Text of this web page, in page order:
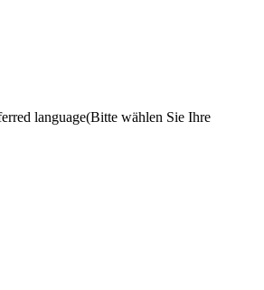
language(Bitte wählen Sie Ihre